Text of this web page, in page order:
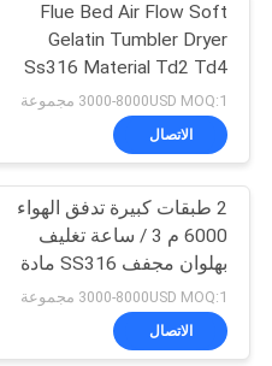
Flue Bed Air Flow Soft
Gelatin Tumbler Dryer
Ss316 Material Td2 Td4
Plc Control
3000-8000USD MOQ:1 مجموعة
الاتصال
2 طبقات كبيرة تدفق الهواء
6000 م 3 / ساعة تغليف
بهلوان مجفف SS316 مادة
التحكم PLC
3000-8000USD MOQ:1 مجموعة
الاتصال